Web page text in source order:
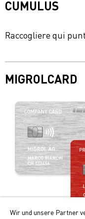
CUMULUS
Raccogliere qui
MIGROLCARD
Wir und unsere Partner